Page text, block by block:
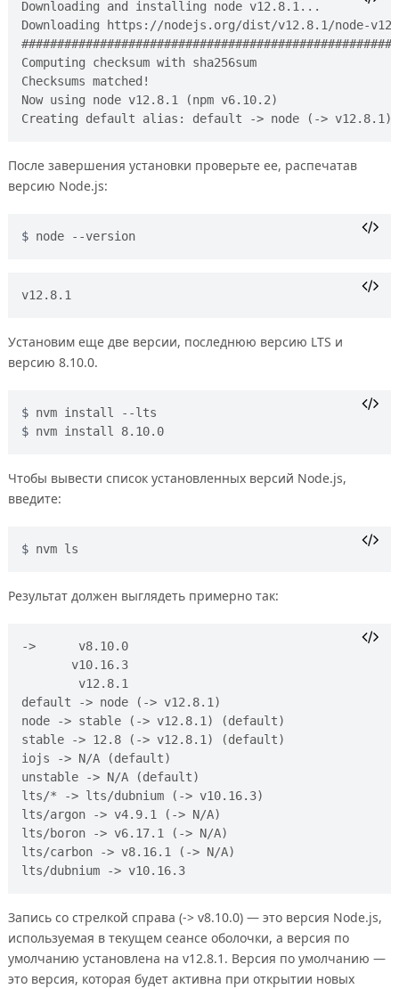
Downloading and installing node v12.8.1...
Downloading https://nodejs.org/dist/v12.8.1/node-
Computing checksum with sha256sum
Checksums matched!
Now using node v12.8.1 (npm v6.10.2)
После завершения установки проверьте ее, распечатав
версию Node.js:
node --version
Установим еще две версии, последнюю версию LTS и
версию 8.10.0.
nvm install --lts
nvm install 8.10.0
Чтобы вывести список установленных версий Node.js,
введите:
nvm ls
Результат должен выглядеть примерно так:
->      v8.10.0
       v10.16.3
        v12.8.1
default -> node (-> v12.8.1)
node -> stable (-> v12.8.1) (default)
stable -> 12.8 (-> v12.8.1) (default)
iojs -> N/A (default)
unstable -> N/A (default)
lts/* -> lts/dubnium (-> v10.16.3)
lts/argon -> v4.9.1 (-> N/A)
lts/boron -> v6.17.1 (-> N/A)
lts/carbon -> v8.16.1 (-> N/A)
lts/dubnium -> v10.16.3
Запись со стрелкой справа (-> v8.10.0) — это версия Node.js,
используемая в текущем сеансе оболочки, а версия по
умолчанию установлена на v12.8.1. Версия по умолчанию —
это версия, которая будет активна при открытии новых